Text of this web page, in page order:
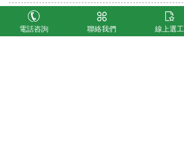
為何本公司可以免費專案申辦外勞看護?
外勞仲介
外勞續聘
電話咨詢 聯絡我們 線上選工